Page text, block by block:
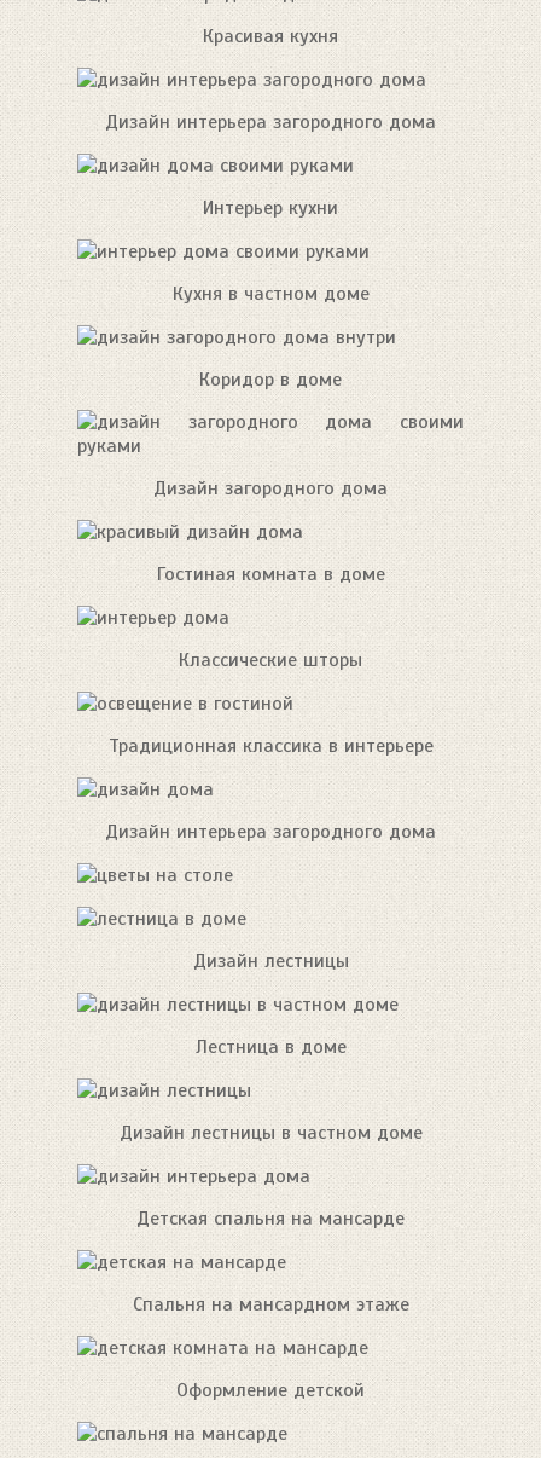
Красивая кухня
Дизайн интерьера загородного дома
Интерьер кухни
Кухня в частном доме
Коридор в доме
Дизайн загородного дома
Гостиная комната в доме
Классические шторы
Традиционная классика в интерьере
Дизайн интерьера загородного дома
Дизайн лестницы
Лестница в доме
Дизайн лестницы в частном доме
Детская спальня на мансарде
Спальня на мансардном этаже
Оформление детской